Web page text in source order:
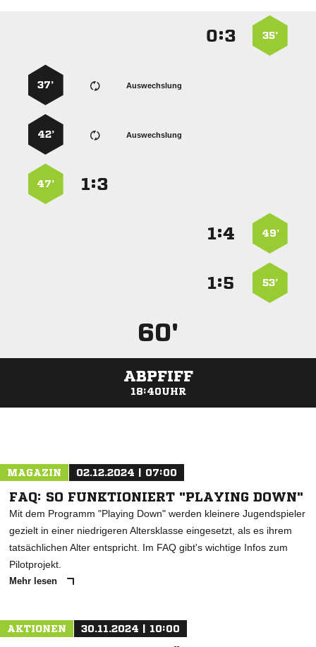
35’
:
Auswechslung
37’
Auswechslung
42’
:
47’
49’
:
53’
:
60'
ABPFIFF
18:40UHR
MAGAZIN 02.12.2024 | 07:00
FAQ: SO FUNKTIONIERT "PLAYING DOWN"
Mit dem Programm "Playing Down" werden kleinere Jugendspieler
gezielt in einer niedrigeren Altersklasse eingesetzt, als es ihrem
tatsächlichen Alter entspricht. Im FAQ gibt's wichtige Infos zum
Pilotprojekt.
Mehr lesen
AKTIONEN 30.11.2024 | 10:00